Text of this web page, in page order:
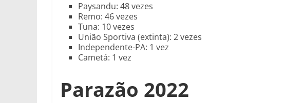
Paysandu: 48 vezes
Remo: 46 vezes
Tuna: 10 vezes
União Sportiva (extinta): 2 vezes
Independente-PA: 1 vez
Cametá: 1 vez
Parazão 2022